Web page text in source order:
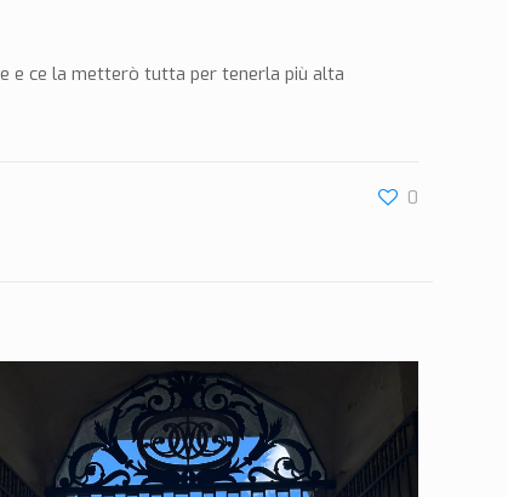
e ce la metterò tutta per tenerla più alta
0